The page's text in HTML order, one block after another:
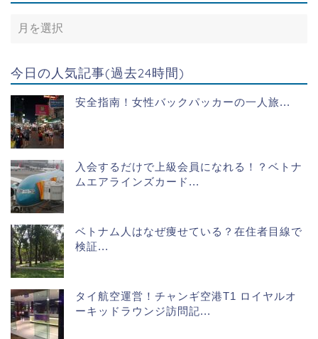
今日の人気記事(過去24時間)
安全指南！女性バックパッカーの一人旅...
入会するだけで上級会員になれる！？ベトナ
ムエアラインズカード...
ベトナム人はなぜ痩せている？在住者目線で
検証...
タイ航空運営！チャンギ空港T1 ロイヤルオ
ーキッドラウンジ訪問記...